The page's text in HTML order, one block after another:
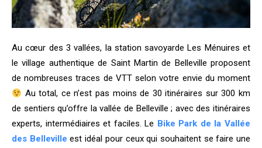
Au cœur des 3 vallées, la station savoyarde Les Ménuires et
le village authentique de Saint Martin de Belleville proposent
de nombreuses traces de VTT selon votre envie du moment
Au total, ce n’est pas moins de 30 itinéraires sur 300 km
de sentiers qu’offre la vallée de Belleville ; avec des itinéraires
experts, intermédiaires et faciles. Le Bike Park de la Vallée
des Belleville est idéal pour ceux qui souhaitent se faire une